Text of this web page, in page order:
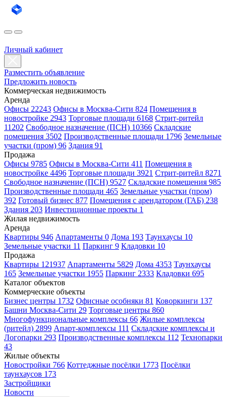
Личный кабинет
Разместить объявление
Предложить новость
Коммерческая недвижимость
Аренда
Офисы 22243 Офисы в Москва-Сити 824 Помещения в
новостройке 2943 Торговые площади 6168 Стрит-ритейл
11202 Свободное назначение (ПСН) 10366 Складские
помещения 3502 Производственные площади 1796 Земельные
участки (пром) 96 Здания 91
Продажа
Офисы 9785 Офисы в Москва-Сити 411 Помещения в
новостройке 4496 Торговые площади 3921 Стрит-ритейл 8271
Свободное назначение (ПСН) 9527 Складские помещения 985
Производственные площади 465 Земельные участки (пром)
392 Готовый бизнес 877 Помещения с арендатором (ГАБ) 238
Здания 203 Инвестиционные проекты 1
Жилая недвижимость
Аренда
Квартиры 946 Апартаменты 0 Дома 193 Таунхаусы 10
Земельные участки 11 Паркинг 9 Кладовки 10
Продажа
Квартиры 121937 Апартаменты 5829 Дома 4353 Таунхаусы
165 Земельные участки 1955 Паркинг 2333 Кладовки 695
Каталог объектов
Коммерческие объекты
Бизнес центры 1732 Офисные особняки 81 Коворкинги 137
Башни Москва-Сити 29 Торговые центры 860
Многофункциональные комплексы 66 Жилые комплексы
(ритейл) 2899 Апарт-комплексы 111 Складские комплексы и
Логопарки 293 Производственные комплексы 112 Технопарки
43
Жилые объекты
Новостройки 766 Коттеджные посёлки 1773 Посёлки
таунхаусов 173
Застройщики
Новости